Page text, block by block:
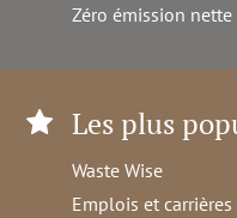
Zéro émission
Les plus
Waste Wise
Emplois et carrières